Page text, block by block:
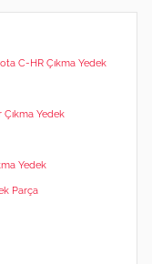
C-HR Çıkma Yedek
Yedek
Yedek
Parça